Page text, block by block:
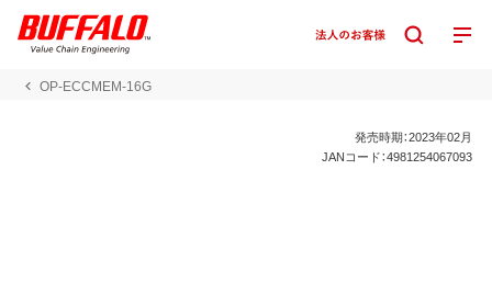
OP-ECCMEM-16G
発売時期：2023年02月
JANコード：4981254067093